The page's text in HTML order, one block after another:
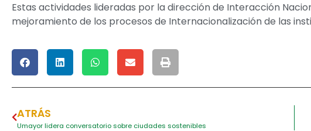
Estas actividades lideradas por la dirección de Interacción
mejoramiento de los procesos de Internacionalización de las
ATRÁS
Umayor lidera conversatorio sobre ciudades sostenibles